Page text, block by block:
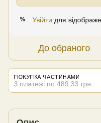
% Увійти для
До обраного
ПОКУПКА ЧАСТИНАМИ
3 платежі по 489.33 грн